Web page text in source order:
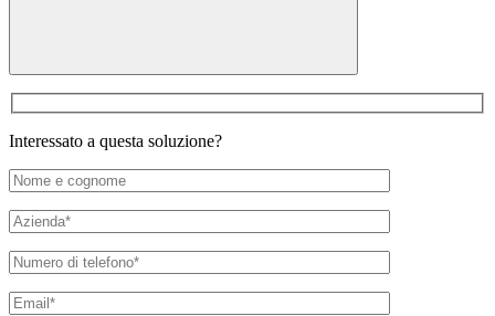
Interessato a questa soluzione?